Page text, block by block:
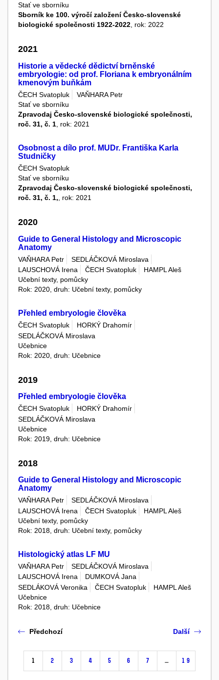
Stať ve sborníku
Sborník ke 100. výročí založení Česko-slovenské
biologické společnosti 1922-2022 , rok: 2022
2021
Historie a vědecké dědictví brněnské
embryologie: od prof. Floriana k embryonálním
kmenovým buňkám
ČECH Svatopluk
VAŇHARA Petr
Stať ve sborníku
Zpravodaj Česko-slovenské biologické společnosti,
roč. 31, č. 1 , rok: 2021
Osobnost a dílo prof. MUDr. Františka Karla
Studničky
ČECH Svatopluk
Stať ve sborníku
Zpravodaj Česko-slovenské biologické společnosti,
roč. 31, č. 1, , rok: 2021
2020
Guide to General Histology and Microscopic
Anatomy
VAŇHARA Petr
SEDLÁČKOVÁ Miroslava
LAUSCHOVÁ Irena
ČECH Svatopluk
HAMPL Aleš
Učební texty, pomůcky
Rok: 2020, druh: Učební texty, pomůcky
Přehled embryologie člověka
ČECH Svatopluk
HORKÝ Drahomír
SEDLÁČKOVÁ Miroslava
Učebnice
Rok: 2020, druh: Učebnice
2019
Přehled embryologie člověka
ČECH Svatopluk
HORKÝ Drahomír
SEDLÁČKOVÁ Miroslava
Učebnice
Rok: 2019, druh: Učebnice
2018
Guide to General Histology and Microscopic
Anatomy
VAŇHARA Petr
SEDLÁČKOVÁ Miroslava
LAUSCHOVÁ Irena
ČECH Svatopluk
HAMPL Aleš
Učební texty, pomůcky
Rok: 2018, druh: Učební texty, pomůcky
Histologický atlas LF MU
VAŇHARA Petr
SEDLÁČKOVÁ Miroslava
LAUSCHOVÁ Irena
DUMKOVÁ Jana
SEDLÁKOVÁ Veronika
ČECH Svatopluk
HAMPL Aleš
Učebnice
Rok: 2018, druh: Učebnice
Předchozí
1 2 3 4 5 6 7 … 19
Další